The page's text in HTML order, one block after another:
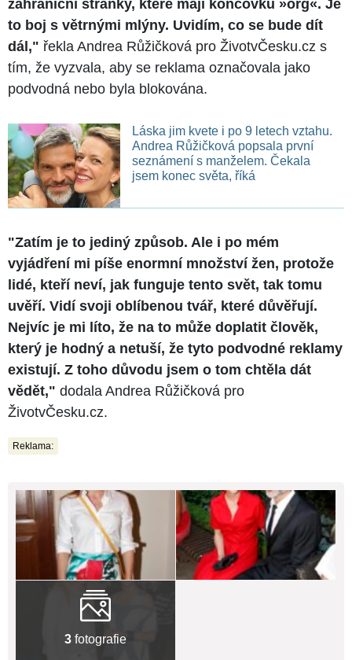
zahraniční stránky, které mají koncovku »org«. Je
to boj s větrnými mlýny. Uvidím, co se bude dít
dál," řekla Andrea Růžičková pro ŽivotvČesku.cz s
tím, že vyzvala, aby se reklama označovala jako
podvodná nebo byla blokována.
Láska jim kvete i po 9 letech vztahu.
Andrea Růžičková popsala první
seznámení s manželem. Čekala
jsem konec světa, říká
"Zatím je to jediný způsob. Ale i po mém
vyjádření mi píše enormní množství žen, protože
lidé, kteří neví, jak funguje tento svět, tak tomu
uvěří. Vidí svoji oblíbenou tvář, které důvěřují.
Nejvíc je mi líto, že na to může doplatit člověk,
který je hodný a netuší, že tyto podvodné reklamy
existují. Z toho důvodu jsem o tom chtěla dát
vědět," dodala Andrea Růžičková pro
ŽivotvČesku.cz.
Reklama:
3 fotografie